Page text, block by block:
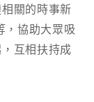
關的時事新
，協助大眾吸
互相扶持成